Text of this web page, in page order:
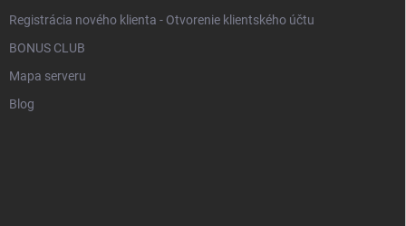
Registrácia nového klienta - Otvorenie klientského účtu
BONUS CLUB
Mapa serveru
Blog